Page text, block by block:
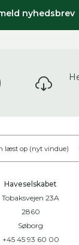
nyhedsbrev
læst op (nyt vindue)
Haveselskabet
Tobaksvejen 23A
2860
Søborg
+45 45 93 60 00